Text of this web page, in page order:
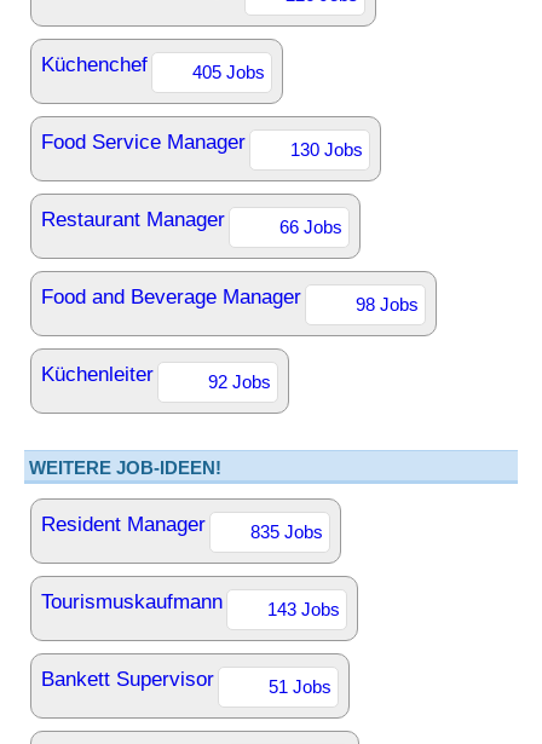
Küchenchef 405 Jobs
Food Service Manager 130 Jobs
Restaurant Manager 66 Jobs
Food and Beverage Manager 98 Jobs
Küchenleiter 92 Jobs
WEITERE JOB-IDEEN!
Resident Manager 835 Jobs
Tourismuskaufmann 143 Jobs
Bankett Supervisor 51 Jobs